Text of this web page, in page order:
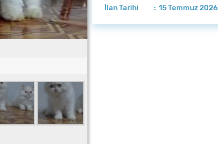
İlan Tarihi : 15 Temmuz 2026